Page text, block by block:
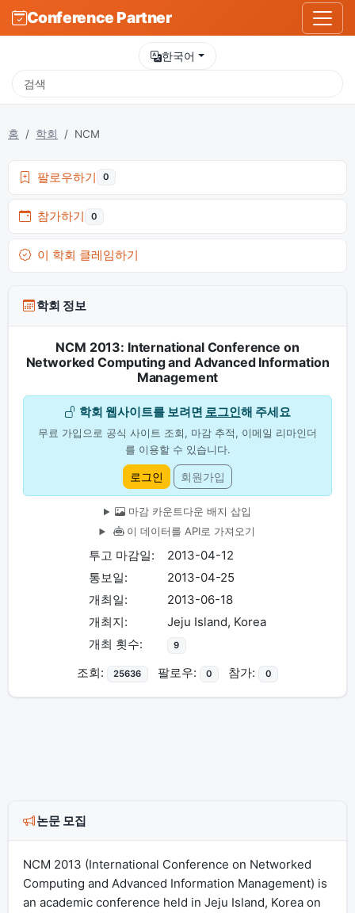
Conference Partner
한국어
홈 학회 NCM
팔로우하기 0
참가하기 0
이 학회 클레임하기
학회 정보
NCM 2013: International Conference on
Networked Computing and Advanced Information
Management
학회 웹사이트를 보려면 로그인해 주세요
무료 가입으로 공식 사이트 조회, 마감 추적, 이메일 리마인더
를 이용할 수 있습니다.
로그인 회원가입
마감 카운트다운 배지 삽입
이 데이터를 API로 가져오기
투고 마감일:
2013-04-12
통보일:
2013-04-25
개최일:
2013-06-18
개최지:
Jeju Island, Korea
개최 횟수:
9
조회: 25636 팔로우: 0 참가: 0
논문 모집
NCM 2013 (International Conference on Networked
Computing and Advanced Information Management) is
an academic conference held in Jeju Island, Korea on